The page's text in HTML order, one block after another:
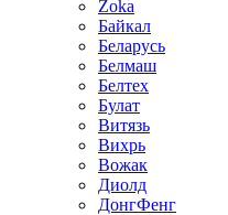
Zoka
Байкал
Беларусь
Белмаш
Белтех
Булат
Витязь
Вихрь
Вожак
Диолд
ДонгФенг